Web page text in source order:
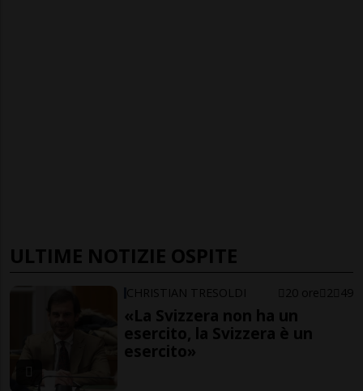
ULTIME NOTIZIE OSPITE
CHRISTIAN TRESOLDI 20 ore 2 49
«La Svizzera non ha un
esercito, la Svizzera è un
esercito»